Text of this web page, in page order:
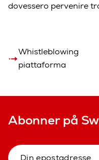
dovessero pervenire
Whistleblowing
piattaforma
Abonner på